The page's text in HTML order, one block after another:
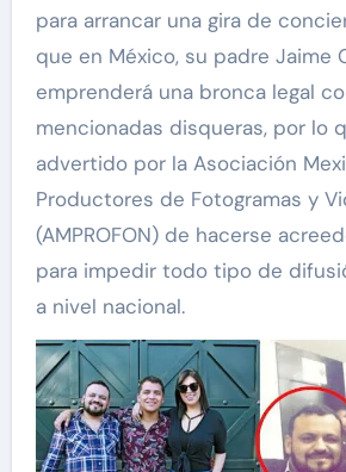
para arrancar una gira de
que en México, su padre Jaime
emprenderá una bronca legal
mencionadas disqueras, por lo
advertido por la Asociación
Productores de Fotogramas y
(AMPROFON) de hacerse
para impedir todo tipo de
a nivel nacional.